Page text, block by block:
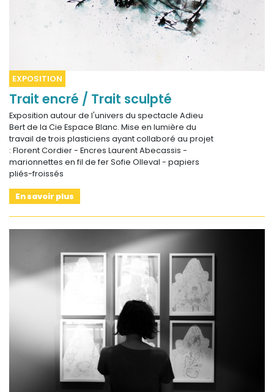
EXPOSITION
Trait encré / Trait sculpté
Exposition autour de l'univers du spectacle Adieu
Bert de la Cie Espace Blanc. Mise en lumière du
travail de trois plasticiens ayant collaboré au projet
: Florent Cordier - Encres Laurent Abecassis -
marionnettes en fil de fer Sofie Olleval - papiers
pliés-froissés
En savoir plus